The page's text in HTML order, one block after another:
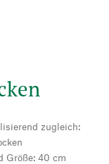
zugleich:
Größe: 40 cm